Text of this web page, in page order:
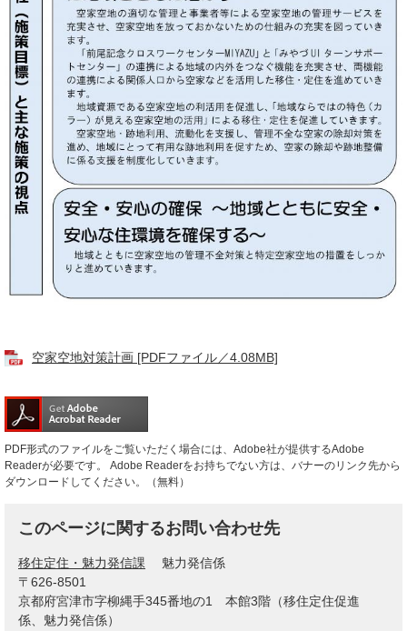
空家空地対策計画 [PDFファイル／4.08MB]
PDF形式のファイルをご覧いただく場合には、Adobe社が提供するAdobe
Readerが必要です。
Adobe Readerをお持ちでない方は、バナーのリンク先から
ダウンロードしてください。（無料）
このページに関するお問い合わせ先
移住定住・魅力発信課
魅力発信係
〒626-8501
京都府宮津市字柳縄手345番地の1 本館3階（移住定住促進
係、魅力発信係）